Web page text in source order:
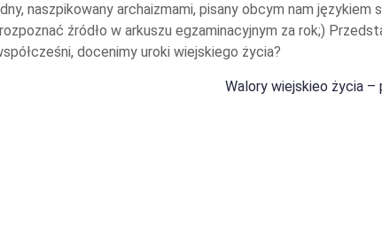
naszpikowany archaizmami, pisany obcym nam
źródło w arkuszu egzaminacyjnym za rok;)
docenimy uroki wiejskiego życia?
Walory wiejskieo życia –